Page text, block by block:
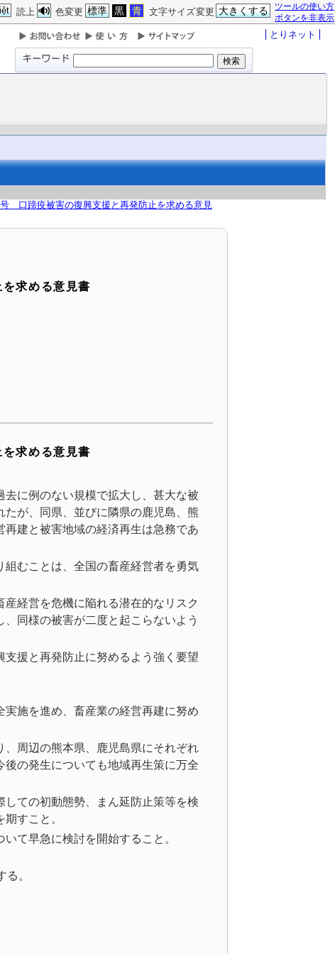
ツールの使い方
ボタンを非表示
文字サイズ変更 大きくする
色変更 標準 黒 青
読上
とりネット
口蹄疫被害の復興支援と再発防止を求める意見
求める意見書
求める意見書
に例のない規模で拡大し、甚大な被
が、同県、並びに隣県の鹿児島、熊
建と被害地域の経済再生は急務であ
むことは、全国の畜産経営者を勇気
経営を危機に陥れる潜在的なリスク
同様の被害が二度と起こらないよう
援と再発防止に努めるよう強く要望
施を進め、畜産業の経営再建に努め
周辺の熊本県、鹿児島県にそれぞれ
の発生についても地域再生策に万全
ての初動態勢、まん延防止策等を検
すこと。
て早急に検討を開始すること。
。